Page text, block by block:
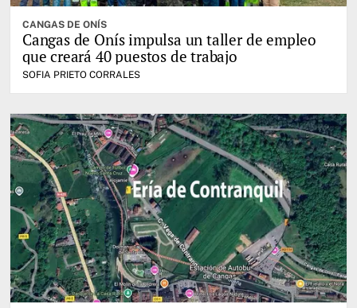
CANGAS DE ONÍS
Cangas de Onís impulsa un taller de empleo
que creará 40 puestos de trabajo
SOFIA PRIETO CORRALES